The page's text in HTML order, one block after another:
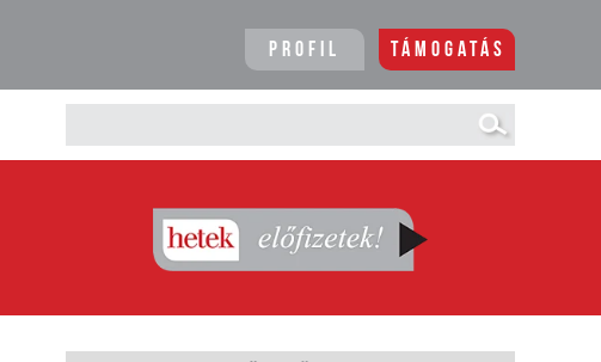
Profil Támogatás